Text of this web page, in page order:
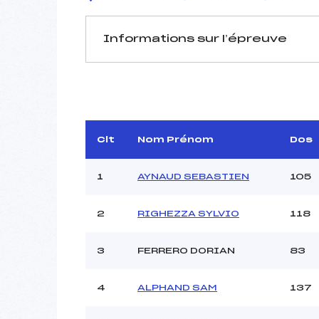
Informations sur l’épreuve
Arbitre :
Assistant :
MANCHE 1
Heure de départ :
Ouvreurs A :
Clt Nom Prénom Dos
1 AYNAUD SEBASTIEN 105
2 RIGHEZZA SYLVIO 118
3 FERRERO DORIAN 83
4 ALPHAND SAM 137